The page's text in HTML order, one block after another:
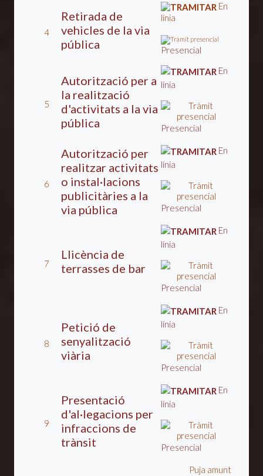
4
Retirada de
vehicles de la via
pública
En
línia
Presencial
5
Autorització per a
la realització
d'activitats a la via
pública
En
línia
Presencial
6
Autorització per
realitzar activitats
o instal·lacions
publicitàries a la
via pública
En
línia
Presencial
7
Llicència de
terrasses de bar
En
línia
Presencial
8
Petició de
senyalització
viària
En
línia
Presencial
9
Presentació
d'al·legacions per
infraccions de
trànsit
En
línia
Presencial
Puja amunt